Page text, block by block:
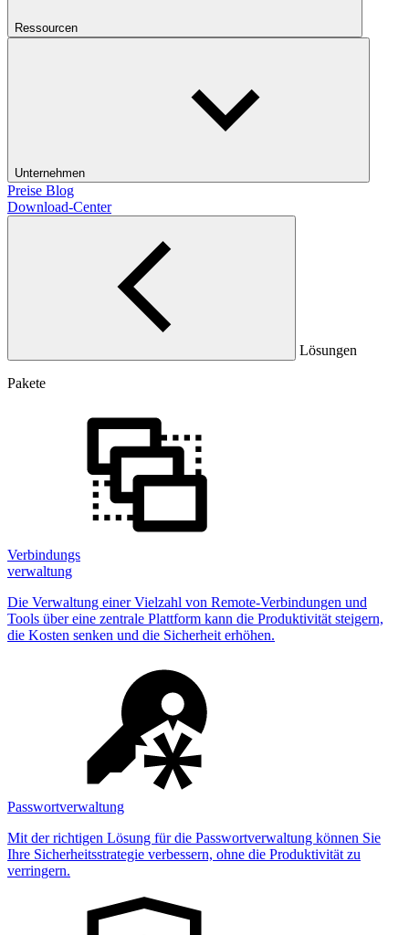
Ressourcen
Unternehmen
Preise Blog
Download-Center
Lösungen
Pakete
Verbindungs
verwaltung
Die Verwaltung einer Vielzahl von Remote-Verbindungen und
Tools über eine zentrale Plattform kann die Produktivität steigern,
die Kosten senken und die Sicherheit erhöhen.
Passwortverwaltung
Mit der richtigen Lösung für die Passwortverwaltung können Sie
Ihre Sicherheitsstrategie verbessern, ohne die Produktivität zu
verringern.